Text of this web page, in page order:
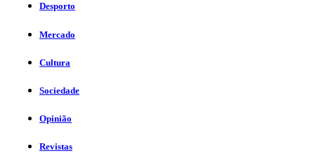
Desporto
Mercado
Cultura
Sociedade
Opinião
Revistas